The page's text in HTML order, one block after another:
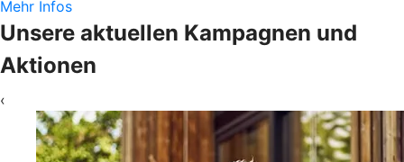
Mehr Infos
Unsere aktuellen Kampagnen und
Aktionen
‹